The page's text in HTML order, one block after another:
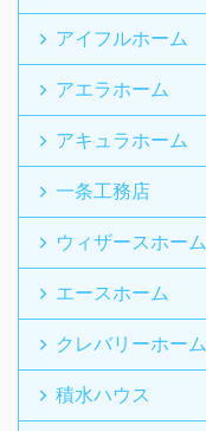
アイフルホーム
アエラホーム
アキュラホーム
一条工務店
ウィザースホーム
エースホーム
クレバリーホーム
積水ハウス